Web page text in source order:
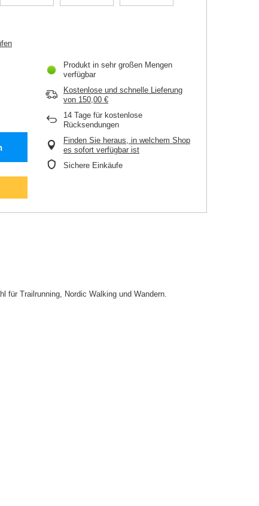
Produkt in sehr großen Mengen
verfügbar
Kostenlose und schnelle Lieferung
von 150,00 €
14 Tage für kostenlose
Rücksendungen
Finden Sie heraus, in welchem Shop
es sofort verfügbar ist
Sichere Einkäufe
für Trailrunning, Nordic Walking und Wandern.